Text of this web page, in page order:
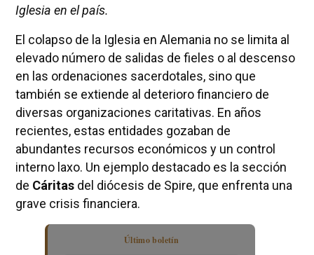
Iglesia en el país.
El colapso de la Iglesia en Alemania no se limita al
elevado número de salidas de fieles o al descenso
en las ordenaciones sacerdotales, sino que
también se extiende al deterioro financiero de
diversas organizaciones caritativas. En años
recientes, estas entidades gozaban de
abundantes recursos económicos y un control
interno laxo. Un ejemplo destacado es la sección
de Cáritasdel diócesis de Spire, que enfrenta una
grave crisis financiera.
Último boletín